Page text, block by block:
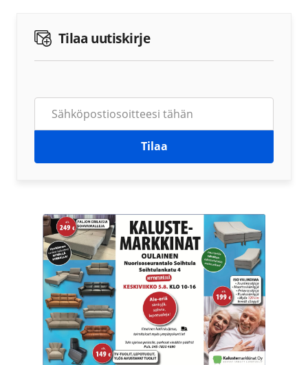
Tilaa uutiskirje
Tilaa